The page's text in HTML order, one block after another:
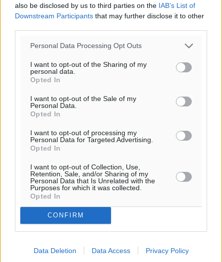
also be disclosed by us to third parties on the IAB’s List of
Downstream Participants that may further disclose it to other
Personal Data Processing Opt Outs
I want to opt-out of the Sharing of my
personal data.
Opted In
I want to opt-out of the Sale of my
Personal Data.
Opted In
I want to opt-out of processing my
Personal Data for Targeted Advertising.
Opted In
I want to opt-out of Collection, Use,
Retention, Sale, and/or Sharing of my
Personal Data that Is Unrelated with the
Purposes for which it was collected.
Opted In
CONFIRM
Data Deletion Data Access Privacy Policy